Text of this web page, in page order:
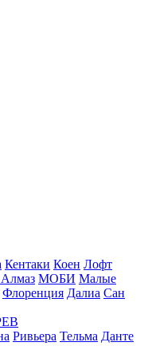
Кентаки Коен Лофт
МОБИ Малые
Флоренция Далиа Сан
Ривьера Тельма Данте